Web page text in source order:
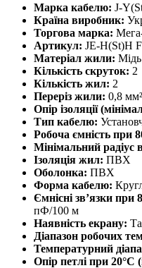
Марка кабелю: J-
Країна виробник:
Торгова марка:
Артикул: JE-H(St)H
Матеріал жили: Мідь
Кількість скруток: 2
Кількість жил: 2
Переріз жили: 0,8 мм²
Опір ізоляції
Тип кабелю:
Робоча ємність при
Мінімальний радіус
Ізоляція жил: ПВХ
Оболонка: ПВХ
Форма кабелю:
Ємнісні зв’язки при
пФ/100 м
Наявність екрану:
Діапазон робочих
Температурний
Опір петлі при 20°C